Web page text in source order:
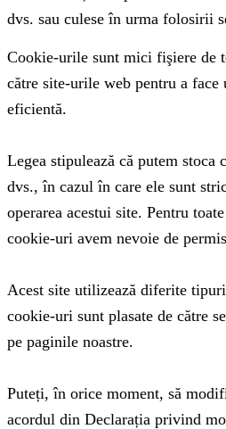
dvs. sau culese în urma folosirii
Cookie-urile sunt mici fişiere de
către site-urile web pentru a
eficientă.
Legea stipulează că putem
dvs., în cazul în care ele sunt
operarea acestui site. Pentru
cookie-uri avem nevoie de
Acest site utilizează diferite
cookie-uri sunt plasate de către
pe paginile noastre.
Puteți, în orice moment, să
acordul din Declarația privind